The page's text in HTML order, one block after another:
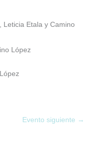
Leticia Etala y Camino
López
Evento siguiente →